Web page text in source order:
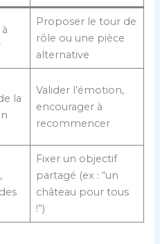
Proposer le tour de
rôle ou une pièce
alternative
la
Valider l’émotion,
encourager à
recommencer
Fixer un objectif
partagé (ex : “un
château pour tous
!”)